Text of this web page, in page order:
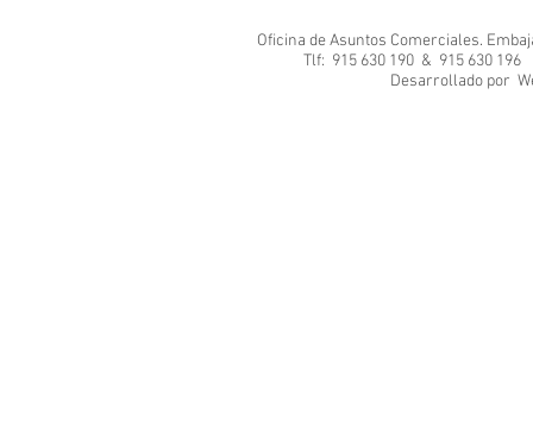
Oficina de Asuntos Comerciales.
Tlf: 915 630 190 & 915 630